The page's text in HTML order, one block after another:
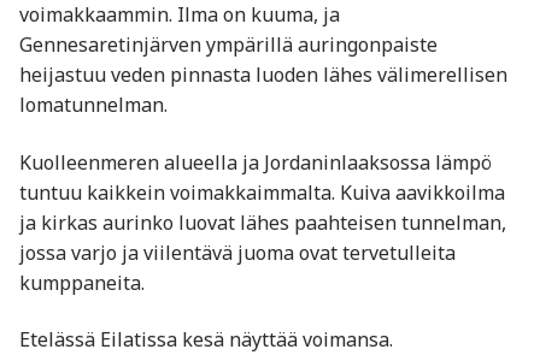
voimakkaammin. Ilma on kuuma, ja
Gennesaretinjärven ympärillä auringonpaiste
heijastuu veden pinnasta luoden lähes välimerellisen
lomatunnelman.
Kuolleenmeren alueella ja Jordaninlaaksossa lämpö
tuntuu kaikkein voimakkaimmalta. Kuiva aavikkoilma
ja kirkas aurinko luovat lähes paahteisen tunnelman,
jossa varjo ja viilentävä juoma ovat tervetulleita
kumppaneita.
Etelässä Eilatissa kesä näyttää voimansa.